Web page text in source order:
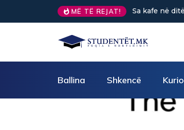
MË TË REJAT!